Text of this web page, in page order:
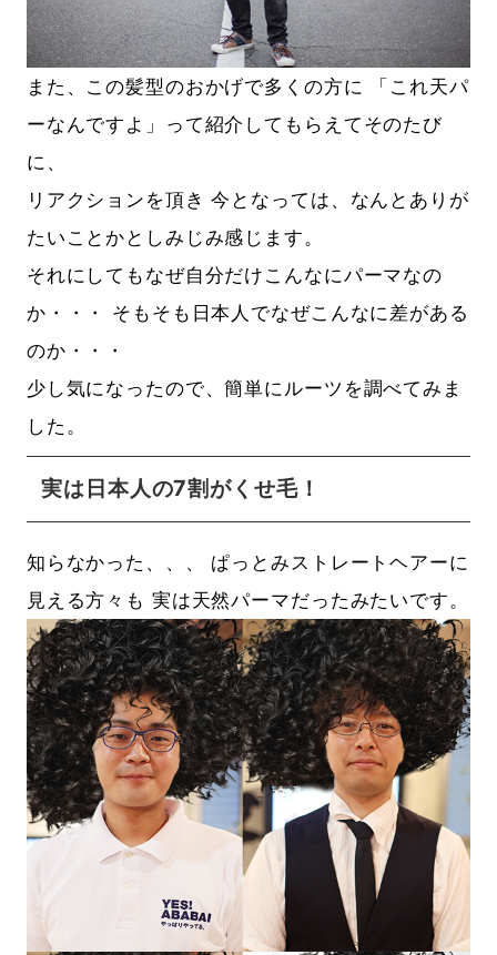
また、この髪型のおかげで多くの方に 「これ天パ
ーなんですよ」って紹介してもらえてそのたび
に、
リアクションを頂き 今となっては、なんとありが
たいことかとしみじみ感じます。
それにしてもなぜ自分だけこんなにパーマなの
か・・・ そもそも日本人でなぜこんなに差がある
のか・・・
少し気になったので、簡単にルーツを調べてみま
した。
実は日本人の7割がくせ毛！
知らなかった、、、 ぱっとみストレートヘアーに
見える方々も 実は天然パーマだったみたいです。